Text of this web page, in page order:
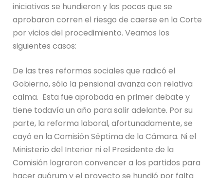
iniciativas se hundieron y las pocas que se
aprobaron corren el riesgo de caerse en la Corte
por vicios del procedimiento. Veamos los
siguientes casos:
De las tres reformas sociales que radicó el
Gobierno, sólo la pensional avanza con relativa
calma. Esta fue aprobada en primer debate y
tiene todavía un año para salir adelante. Por su
parte, la reforma laboral, afortunadamente, se
cayó en la Comisión Séptima de la Cámara. Ni el
Ministerio del Interior ni el Presidente de la
Comisión lograron convencer a los partidos para